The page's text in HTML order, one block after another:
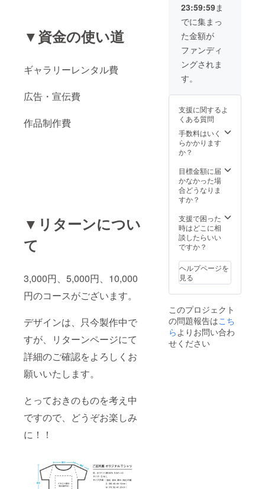
▼資金の使い道
ギャラリーレンタル費
広告・宣伝費
作品制作費
▼リターンについ
て
3,000円、5,000円、10,000
円のコースがございます。
デザインは、只今製作中で
すが、リターンページにて
詳細のご確認をよろしくお
願いいたします。
とっておきのものを考え中
ですので、どうぞお楽しみ
に！！
23:59:59ま
でに集まっ
た金額が
ファンディ
ングされま
す。
支援に関するよ
くある質問
手数料はいく
らかかります
か？
目標金額に届
かなかった場
合どうなりま
すか？
支援で困った
時はどこに相
談したらいい
ですか？
ヘルプページを
見る
このプロジェクト
の問題報告はこち
らよりお問い合わ
せください